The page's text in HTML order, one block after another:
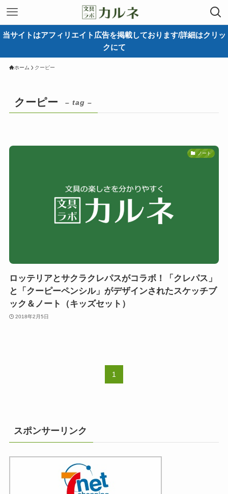
当サイトはアフィリエイト広告を掲載しております/詳細はクリッ
クにて
ホーム クーピー
クーピー – tag –
ノート
ロッテリアとサクラクレパスがコラボ！「クレパス」
と「クーピーペンシル」がデザインされたスケッチブ
ック＆ノート（キッズセット）
2018年2月5日
1
スポンサーリンク